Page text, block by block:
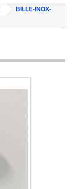
BILLE-INOX-